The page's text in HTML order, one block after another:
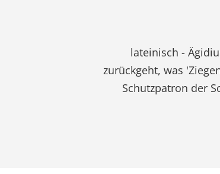
lateinisch -
zurückgeht, was
Schutzpatron der